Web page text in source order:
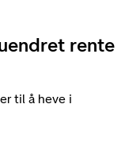
rente
til å heve i